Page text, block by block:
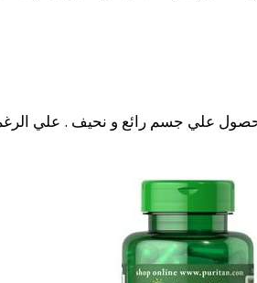
علي جسم رائع و نحيف . علي